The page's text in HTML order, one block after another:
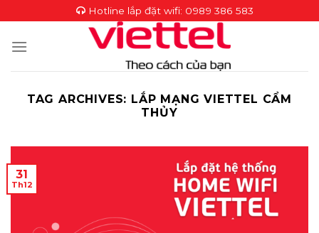
to
content
Hotline lắp đặt wifi: 0989 386 583
TAG ARCHIVES: LẮP MẠNG VIETTEL CẨM
THỦY
31
Th12